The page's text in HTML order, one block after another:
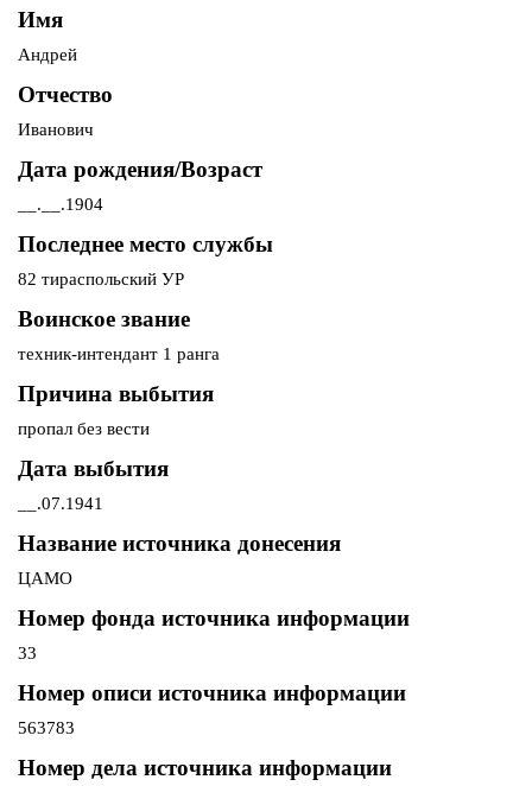
Имя
Андрей
Отчество
Иванович
Дата рождения/Возраст
__.__.1904
Последнее место службы
82 тираспольский УР
Воинское звание
техник-интендант 1 ранга
Причина выбытия
пропал без вести
Дата выбытия
__.07.1941
Название источника донесения
ЦАМО
Номер фонда источника информации
33
Номер описи источника информации
563783
Номер дела источника информации